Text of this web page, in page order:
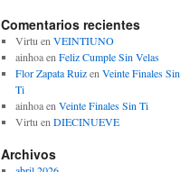
Comentarios recientes
Virtu en VEINTIUNO
ainhoaen Feliz Cumple Sin Velas
Flor Zapata Ruizen Veinte Finales Sin
Ti
ainhoaen Veinte Finales Sin Ti
Virtu en DIECINUEVE
Archivos